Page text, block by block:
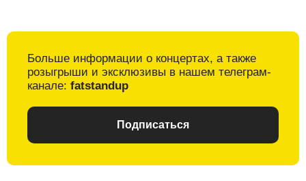
Больше информации о концертах, а также
розыгрыши и эксклюзивы в нашем телеграм-
канале: fatstandup
Подписаться